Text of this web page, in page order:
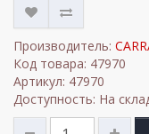
Производитель:
Код товара: 47970
Артикул: 47970
Доступность: На